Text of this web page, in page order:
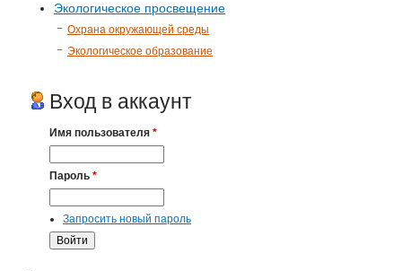
Экологическое просвещение
Охрана окружающей среды
Экологическое образование
Вход в аккаунт
Имя пользователя *
Пароль *
Запросить новый пароль